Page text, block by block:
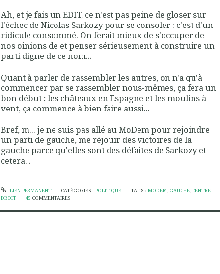
Ah, et je fais un EDIT, ce n'est pas peine de gloser sur
l'échec de Nicolas Sarkozy pour se consoler : c'est d'un
ridicule consommé. On ferait mieux de s'occuper de
nos oinions de et penser sérieusement à construire un
parti digne de ce nom...
Quant à parler de rassembler les autres, on n'a qu'à
commencer par se rassembler nous-mêmes, ça fera un
bon début ; les châteaux en Espagne et les moulins à
vent, ça commence à bien faire aussi...
Bref, m... je ne suis pas allé au MoDem pour rejoindre
un parti de gauche, me réjouir des victoires de la
gauche parce qu'elles sont des défaites de Sarkozy et
cetera...
LIEN PERMANENT CATÉGORIES : POLITIQUE TAGS :MODEM, GAUCHE, CENTRE-
DROIT
45 COMMENTAIRES